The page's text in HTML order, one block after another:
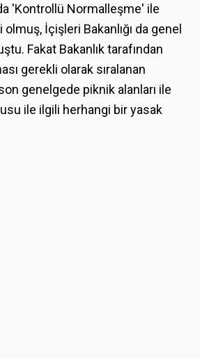
'Kontrollü Normalleşme' ile
olmuş, İçişleri Bakanlığı da genel
Fakat Bakanlık tarafından
gerekli olarak sıralanan
genelgede piknik alanları ile
ile ilgili herhangi bir yasak